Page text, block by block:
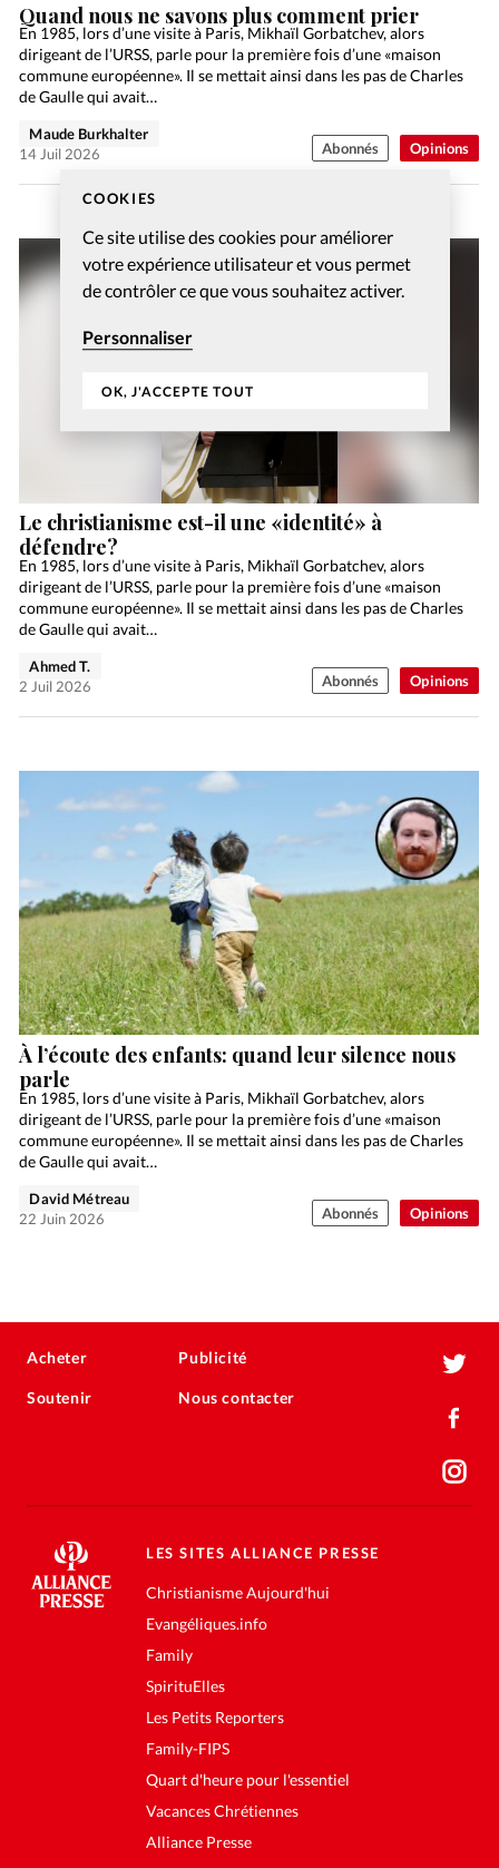
COOKIES
Ce site utilise des cookies pour améliorer
votre expérience utilisateur et vous permet
de contrôler ce que vous souhaitez activer.
Personnaliser
OK, J'ACCEPTE TOUT
Opinions
Quand nous ne savons plus comment prier
En 1985, lors d’une visite à Paris, Mikhaïl Gorbatchev, alors
dirigeant de l’URSS, parle pour la première fois d’une «maison
commune européenne». Il se mettait ainsi dans les pas de Charles
de Gaulle qui avait…
Maude Burkhalter
14 Juil 2026
Abonnés
Opinions
Le christianisme est-il une «identité» à
défendre?
En 1985, lors d’une visite à Paris, Mikhaïl Gorbatchev, alors
dirigeant de l’URSS, parle pour la première fois d’une «maison
commune européenne». Il se mettait ainsi dans les pas de Charles
de Gaulle qui avait…
Ahmed T.
2 Juil 2026
Abonnés
Opinions
À l’écoute des enfants: quand leur silence nous
parle
En 1985, lors d’une visite à Paris, Mikhaïl Gorbatchev, alors
dirigeant de l’URSS, parle pour la première fois d’une «maison
commune européenne». Il se mettait ainsi dans les pas de Charles
de Gaulle qui avait…
David Métreau
22 Juin 2026
Abonnés
Acheter
Soutenir
Publicité
Nous contacter
LES SITES ALLIANCE PRESSE
Christianisme Aujourd'hui
Evangéliques.info
Family
SpirituElles
Les Petits Reporters
Family-FIPS
Quart d'heure pour l'essentiel
Vacances Chrétiennes
Alliance Presse